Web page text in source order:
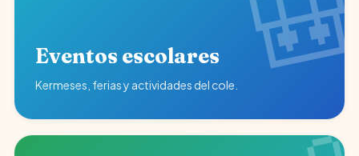
Eventos escolares
Kermeses, ferias y actividades del cole.